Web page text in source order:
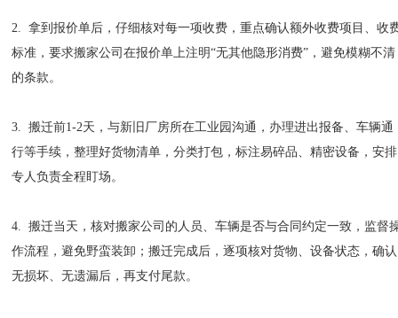
2. 拿到报价单后，仔细核对每一项收费，重点确认额外收费项目、收
标准，要求搬家公司在报价单上注明“无其他隐形消费”，避免模糊不清
的条款。
3. 搬迁前1-2天，与新旧厂房所在工业园沟通，办理进出报备、车辆通
行等手续，整理好货物清单，分类打包，标注易碎品、精密设备，安排
专人负责全程盯场。
4. 搬迁当天，核对搬家公司的人员、车辆是否与合同约定一致，监督
作流程，避免野蛮装卸；搬迁完成后，逐项核对货物、设备状态，确认
无损坏、无遗漏后，再支付尾款。